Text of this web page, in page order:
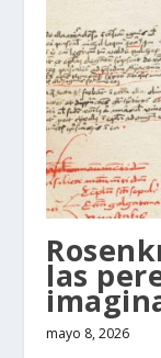
las
mayo 8, 2026